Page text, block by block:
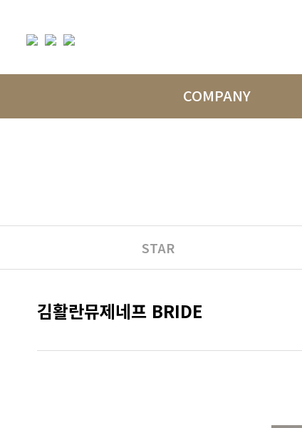
COMPANY
STAR
김활란뮤제네프 BRIDE